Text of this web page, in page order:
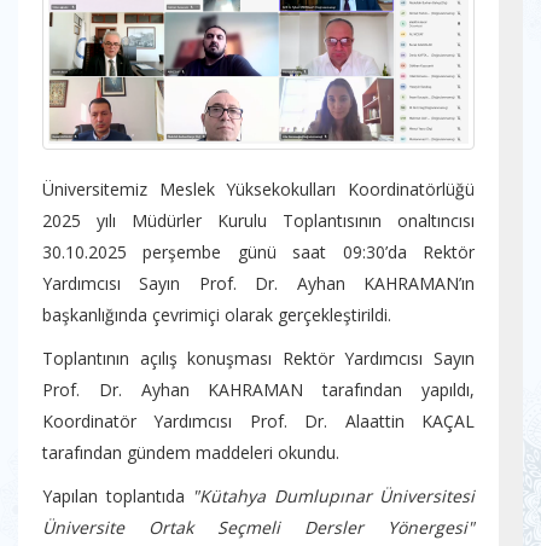
Üniversitemiz Meslek Yüksekokulları Koordinatörlüğü
2025 yılı Müdürler Kurulu Toplantısının onaltıncısı
30.10.2025 perşembe günü saat 09:30’da Rektör
Yardımcısı Sayın Prof. Dr. Ayhan KAHRAMAN’ın
başkanlığında çevrimiçi olarak gerçekleştirildi.
Toplantının açılış konuşması Rektör Yardımcısı Sayın
Prof. Dr. Ayhan KAHRAMAN tarafından yapıldı,
Koordinatör Yardımcısı Prof. Dr. Alaattin KAÇAL
tarafından gündem maddeleri okundu.
Yapılan toplantıda "Kütahya Dumlupınar Üniversitesi
Üniversite Ortak Seçmeli Dersler Yönergesi"